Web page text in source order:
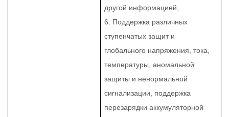
другой информацией;
6. Поддержка различных
ступенчатых защит и
глобального напряжения, тока,
температуры, аномальной
защиты и ненормальной
сигнализации, поддержка
перезарядки аккумуляторной